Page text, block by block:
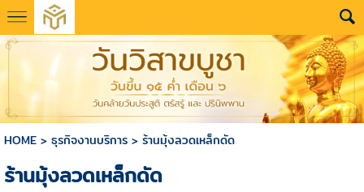
HOME> ธุรกิจงานบริการ> ร้านมุ้งลวดเหล็กดัด
ร้านมุ้งลวดเหล็กดัด